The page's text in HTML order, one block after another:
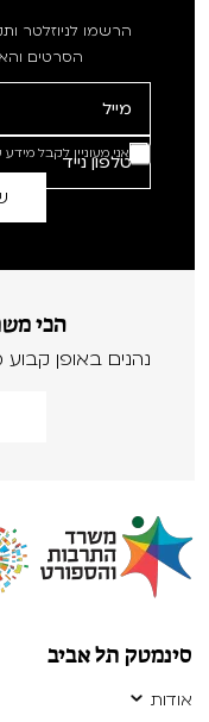
הרשמו לניוזלטר
הסרטים
אני מעוניין לקבל
הכי
נהנים באופן קבוע
סינמטק תל אביב
אודות